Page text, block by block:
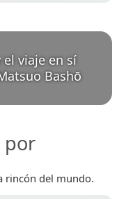
el viaje en sí
Bashō
por
rincón del mundo.